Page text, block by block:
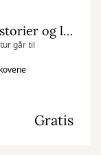
Gråstenskovene: på tur med historier og litteratur i rygsækken
går til
Gratis